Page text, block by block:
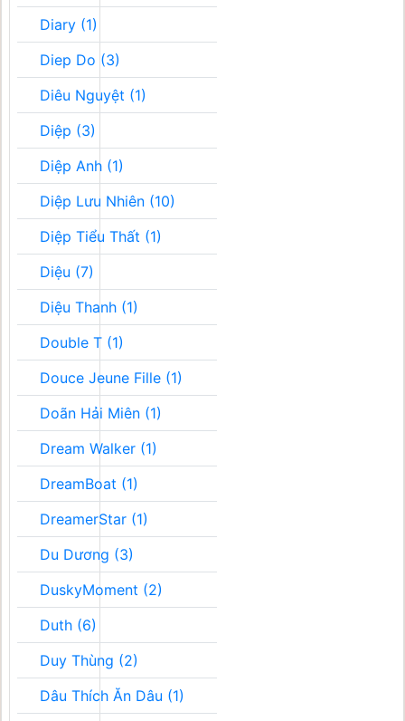
Diary (1)
Diep Do (3)
Diêu Nguyệt (1)
Diệp (3)
Diệp Anh (1)
Diệp Lưu Nhiên (10)
Diệp Tiểu Thất (1)
Diệu (7)
Diệu Thanh (1)
Double T (1)
Douce Jeune Fille (1)
Doãn Hải Miên (1)
Dream Walker (1)
DreamBoat (1)
DreamerStar (1)
Du Dương (3)
DuskyMoment (2)
Duth (6)
Duy Thùng (2)
Dâu Thích Ăn Dâu (1)